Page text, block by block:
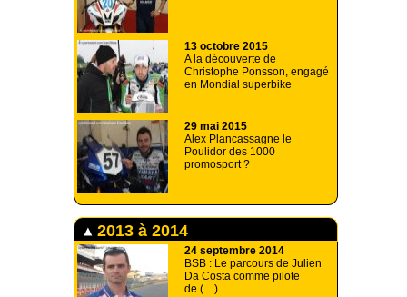
13 octobre 2015
A la découverte de
Christophe Ponsson, engagé
en Mondial superbike
29 mai 2015
Alex Plancassagne le
Poulidor des 1000
promosport ?
2013 à 2014
24 septembre 2014
BSB : Le parcours de Julien
Da Costa comme pilote
de (…)